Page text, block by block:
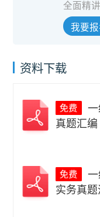
全面精讲
我要报
资料下载
一级建造师公路工程管理与实务
真题汇
一级建造师水利水电工程管理与
实务真